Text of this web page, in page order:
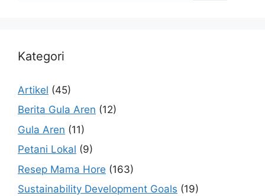
Kategori
Artikel (45)
Berita Gula Aren (12)
Gula Aren (11)
Petani Lokal (9)
Resep Mama Hore (163)
Sustainability Development Goals (19)